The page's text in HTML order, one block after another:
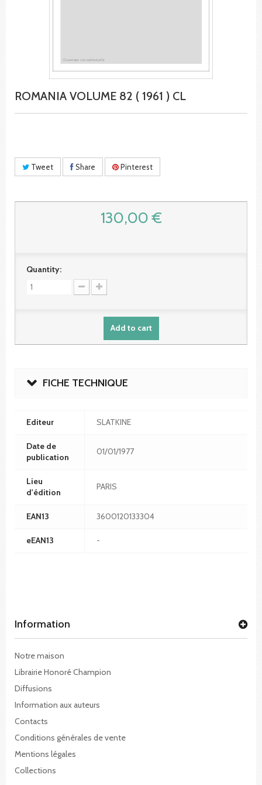
ROMANIA VOLUME 82 ( 1961 ) CL
Tweet Share Pinterest
130,00 €
Quantity:
Add to cart
FICHE TECHNIQUE
Editeur SLATKINE
Date de
publication
01/01/1977
Lieu
d'édition
PARIS
EAN13 3600120133304
eEAN13 -
Information
Notre maison
Librairie Honoré Champion
Diffusions
Information aux auteurs
Contacts
Conditions générales de vente
Mentions légales
Collections